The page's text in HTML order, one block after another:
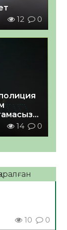
12 0
14 0
10 0